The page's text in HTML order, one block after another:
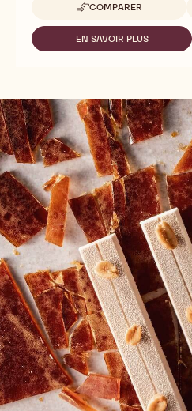
COMPARER
-
TRIANGLES
JURA
POINTE
EN SAVOIR PLUS
-
CHOCOLAT
MARBRE